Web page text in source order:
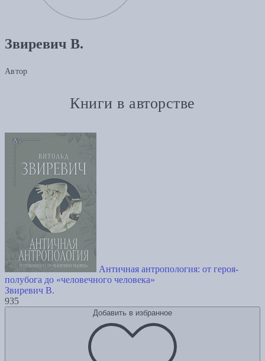
Звиревич В.
Автор
Книги в авторстве
Античная антропология: от героя-
полубога до «человечного человека»
Звиревич В.
935
Добавить в избранное